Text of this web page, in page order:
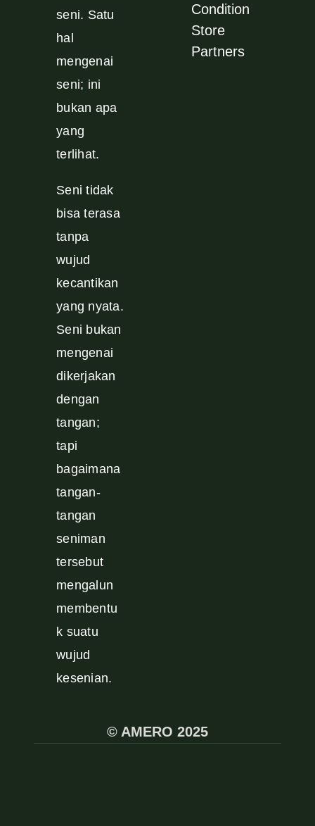
seni. Satu
hal
mengenai
seni; ini
bukan apa
yang
terlihat.
Seni tidak
bisa terasa
tanpa
wujud
kecantikan
yang nyata.
Seni bukan
mengenai
dikerjakan
dengan
tangan;
tapi
bagaimana
tangan-
tangan
seniman
tersebut
mengalun
membentu
k suatu
wujud
kesenian.
Condition
Store
Partners
© AMERO 2025